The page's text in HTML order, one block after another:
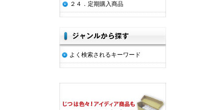
２４．定期購入商品
よく検索されるキーワード